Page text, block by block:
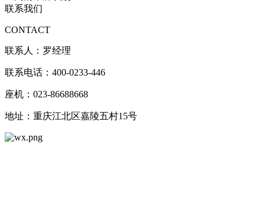
联系我们
CONTACT
联系人：罗经理
联系电话：400-0233-446
座机：023-86688668
地址：重庆江北区嘉陵五村15号